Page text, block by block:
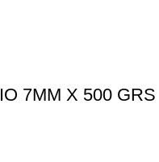
7MM X 500 GRS